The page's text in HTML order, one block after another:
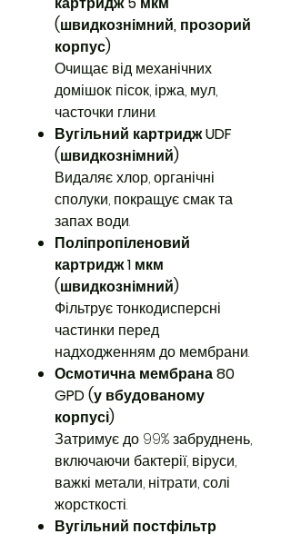
(швидкознімний, прозорий
корпус)
Очищає від механічних
домішок: пісок, іржа, мул,
часточки глини.
Вугільний картридж UDF
(швидкознімний)
Видаляє хлор, органічні
сполуки, покращує смак та
запах води.
Поліпропіленовий
картридж 1 мкм
(швидкознімний)
Фільтрує тонкодисперсні
частинки перед
надходженням до мембрани.
Осмотична мембрана 80
GPD (у вбудованому
корпусі)
Затримує до 99% забруднень,
включаючи бактерії, віруси,
важкі метали, нітрати, солі
жорсткості.
Вугільний постфільтр